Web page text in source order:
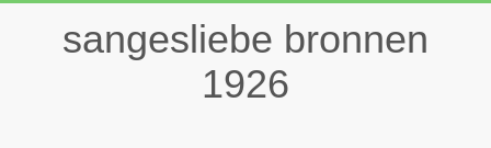
sangesliebe bronnen
1926